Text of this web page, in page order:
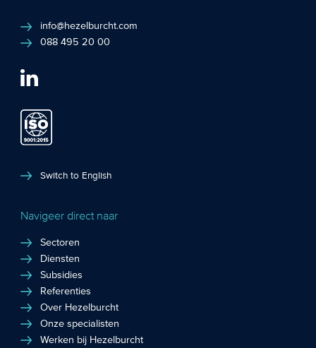
info@hezelburcht.com
088 495 20 00
Switch to English
Navigeer direct naar
Sectoren
Diensten
Subsidies
Referenties
Over Hezelburcht
Onze specialisten
Werken bij Hezelburcht